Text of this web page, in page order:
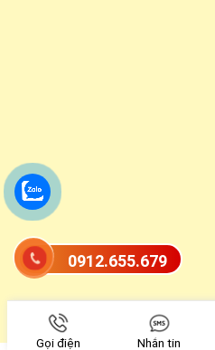
0912.655.679
Gọi điện Nhắn tin